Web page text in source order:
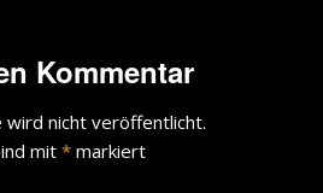
Kommentar
wird nicht veröffentlicht.
mit * markiert